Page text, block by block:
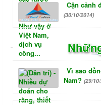
Cận cảnh
(30/10/2014)
Vì sao
Nam? (29/